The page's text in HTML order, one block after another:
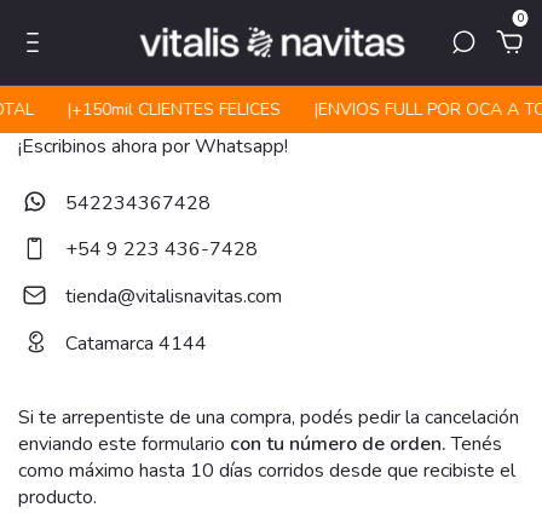
0
|ㅤㅤ+150mil CLIENTES FELICES |ㅤㅤENVIOS FULL POR OCA A
¡Escribinos ahora por Whatsapp!
542234367428
+54 9 223 436-7428
tienda@vitalisnavitas.com
Catamarca 4144
Si te arrepentiste de una compra, podés pedir la cancelación
enviando este formulario con tu número de orden.Tenés
como máximo hasta 10 días corridos desde que recibiste el
producto.